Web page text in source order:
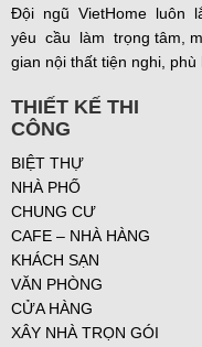
Đội ngũ VietHome luôn
yêu cầu làm trọng tâm,
gian nội thất tiện nghi, phù
THIẾT KẾ THI
CÔNG
BIỆT THỰ
NHÀ PHỐ
CHUNG CƯ
CAFE – NHÀ HÀNG
KHÁCH SẠN
VĂN PHÒNG
CỬA HÀNG
XÂY NHÀ TRỌN GÓI